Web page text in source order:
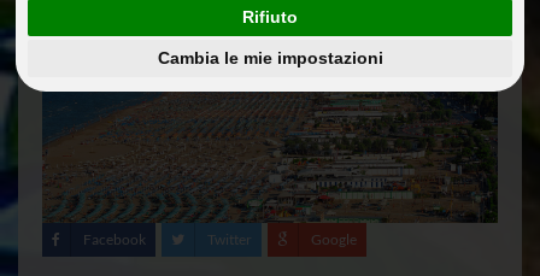
Rifiuto
Cambia le mie impostazioni
Facebook Twitter Google